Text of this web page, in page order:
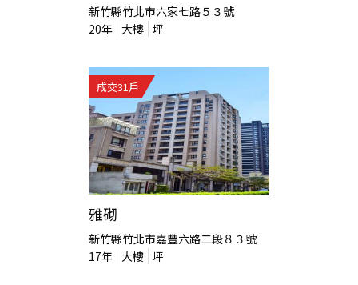
新竹縣竹北市六家七路５３號
20年 大樓 坪
成交31戶
雅砌
新竹縣竹北市嘉豐六路二段８３號
17年 大樓 坪